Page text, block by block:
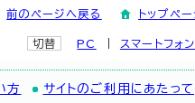
前のページへ戻る トップペ
切替 PC スマートフォン
方
サイトのご利用にあたって